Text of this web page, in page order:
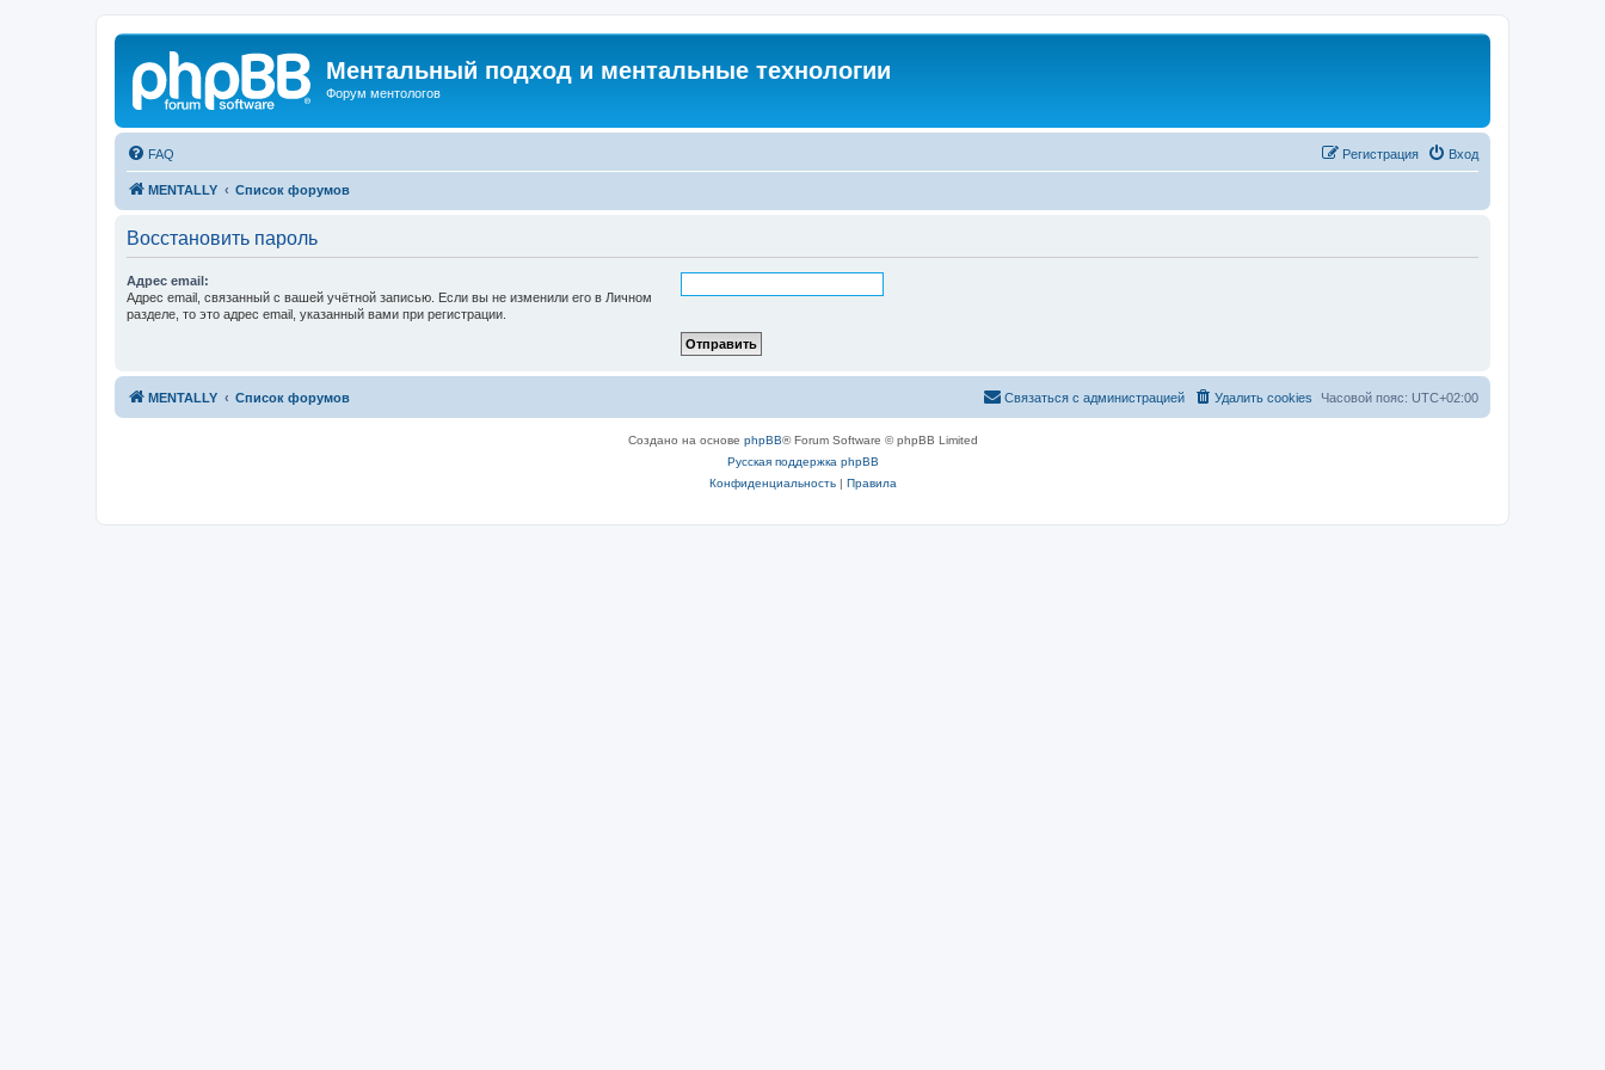
Ментальный подход и ментальные технологии
Форум ментологов
FAQ Вход
Регистрация
MENTALLY Список форумов
Восстановить пароль
Адрес email:
Адрес email, связанный с вашей учётной записью. Если вы не изменили его в Личном
разделе, то это адрес email, указанный вами при регистрации.
MENTALLY Список форумов Часовой пояс: UTC+02:00
Удалить cookies
Связаться с администрацией
Создано на основе phpBB® Forum Software © phpBB Limited
Русская поддержка phpBB
Конфиденциальность| Правила